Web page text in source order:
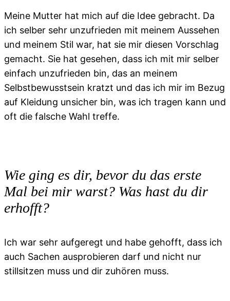
Meine Mutter hat mich auf die Idee gebracht. Da
ich selber sehr unzufrieden mit meinem Aussehen
und meinem Stil war, hat sie mir diesen Vorschlag
gemacht. Sie hat gesehen, dass ich mit mir selber
einfach unzufrieden bin, das an meinem
Selbstbewusstsein kratzt und das ich mir im Bezug
auf Kleidung unsicher bin, was ich tragen kann und
oft die falsche Wahl treffe.
Wie ging es dir, bevor du das erste
Mal bei mir warst? Was hast du dir
erhofft?
Ich war sehr aufgeregt und habe gehofft, dass ich
auch Sachen ausprobieren darf und nicht nur
stillsitzen muss und dir zuhören muss.